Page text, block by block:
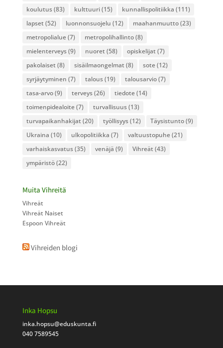
koulutus(83) kulttuuri(15) kunnallispolitiikka (111)
lapset (52) luonnonsuojelu (12) maahanmuutto(23)
metropolialue(7) metropolihallinto(8)
mielenterveys(9) nuoret (58) opiskelijat (7)
pakolaiset (8) sisäilmaongelmat (8) sote(12)
syrjäytyminen (7) talous(19) talousarvio(7)
tasa-arvo(9) terveys(26) tiedote(14)
toimenpidealoite(7) turvallisuus(13)
turvapaikanhakijat (20) työllisyys(12) Täysistunto(9)
Ukraina (10) ulkopolitiikka (7) valtuustopuhe(21)
varhaiskasvatus(35) venäjä (9) Vihreät (43)
ympäristö(22)
Muita Vihreitä
Vihreät
Vihreät Naiset
Espoon Vihreät
Vihreiden blogi
Inka Hopsu
inka.hopsu@eduskunta.fi
040 7589545